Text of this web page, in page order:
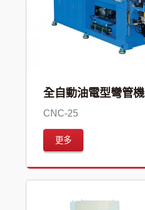
全自動油電型彎管機
CNC-25
更多